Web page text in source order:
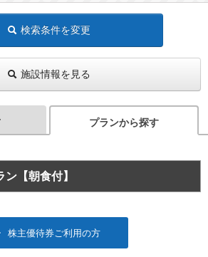
検索条件を変更
施設情報を見る
プランから探す
【朝食付】
株主優待券ご利用の方